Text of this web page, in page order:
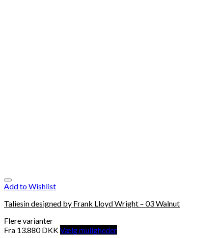
Add to Wishlist
Taliesin designed by Frank Lloyd Wright – 03 Walnut
Flere varianter
Fra 13.880DKKVælg muligheder